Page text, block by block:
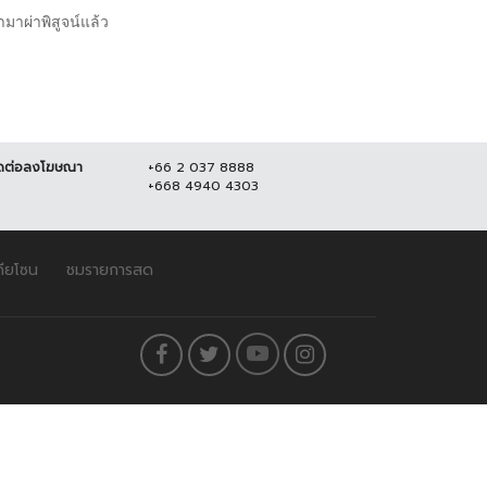
มาผ่าพิสูจน์แล้ว
อลงโฆษณา
+66 2 037 8888
+668 4940 4303
ยโซน ชมรายการสด